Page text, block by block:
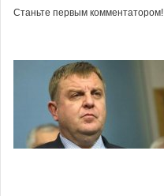
Станьте первым комментатором!